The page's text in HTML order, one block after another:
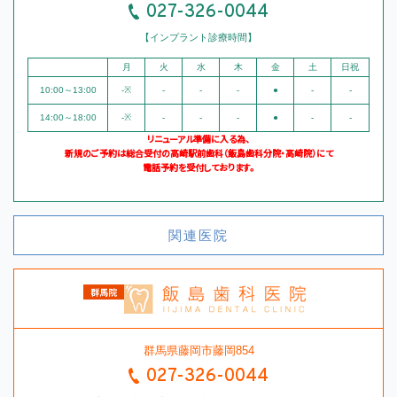
027-326-0044
【インプラント診療時間】
月 火 水 木 金 土 日祝
10:00～13:00 -※ - - - ● - -
14:00～18:00 -※ - - - ● - -
リニューアル準備に入る為、
新規のご予約は総合受付の高崎駅前歯科（飯島歯科分院・高崎院）にて
電話予約を受付しております。
関連医院
群馬県藤岡市藤岡854
027-326-0044